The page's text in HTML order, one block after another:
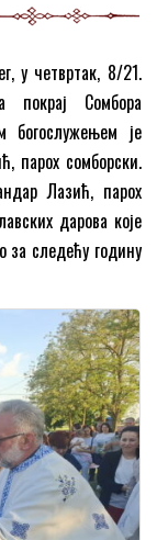
у четвртак, 8/21.
Сомбора
богослужењем је
парох сомборски.
Лазић, парох
дарова које
за следећу годину